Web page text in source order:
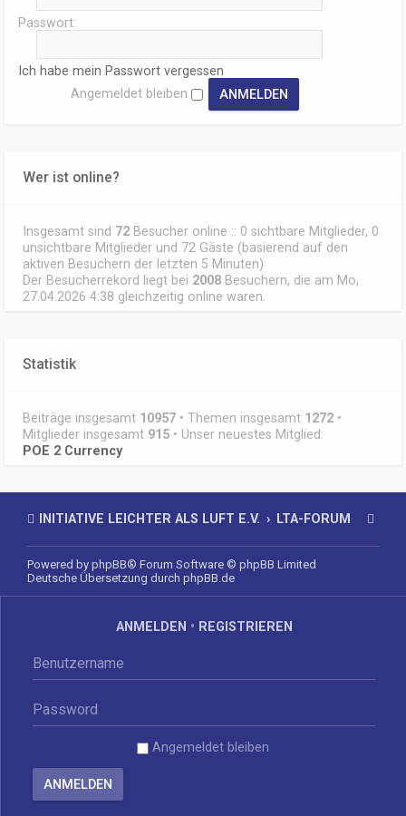
Passwort:
Ich habe mein Passwort vergessen
Angemeldet bleiben
Wer ist online?
Insgesamt sind 72 Besucher online :: 0 sichtbare Mitglieder, 0
unsichtbare Mitglieder und 72 Gäste (basierend auf den
aktiven Besuchern der letzten 5 Minuten)
Der Besucherrekord liegt bei 2008 Besuchern, die am Mo,
27.04.2026 4:38 gleichzeitig online waren.
Statistik
Beiträge insgesamt 10957 • Themen insgesamt 1272 •
Mitglieder insgesamt 915 • Unser neuestes Mitglied:
POE 2 Currency
INITIATIVE LEICHTER ALS LUFT E.V. LTA-FORUM
Powered by phpBB® Forum Software © phpBB Limited
Deutsche Übersetzung durch phpBB.de
ANMELDEN • REGISTRIEREN
Angemeldet bleiben